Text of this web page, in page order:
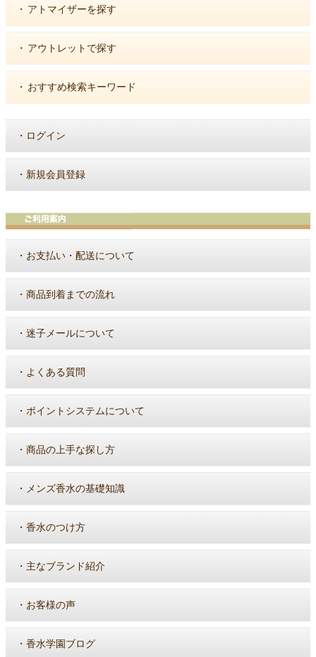
・ アトマイザーを探す
・ アウトレットで探す
・ おすすめ検索キーワード
・ ログイン
・ 新規会員登録
・ お支払い・配送について
・ 商品到着までの流れ
・ 迷子メールについて
・ よくある質問
・ ポイントシステムについて
・ 商品の上手な探し方
・ メンズ香水の基礎知識
・ 香水のつけ方
・ 主なブランド紹介
・ お客様の声
・ 香水学園ブログ